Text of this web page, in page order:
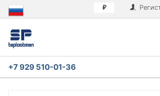
₽
+7 929 510-01-36